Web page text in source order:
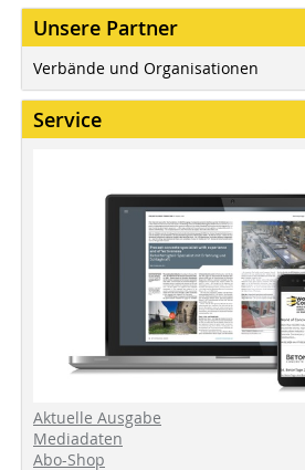
Unsere Partner
Verbände und Organisationen
Service
Aktuelle Ausgabe
Mediadaten
Abo-Shop